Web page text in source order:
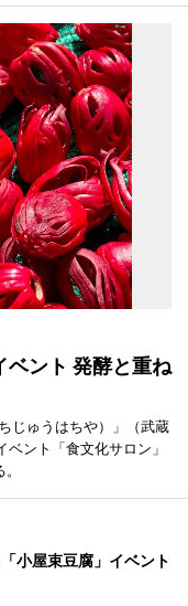
ベント 発酵と重ね
じゅうはちや）」（武蔵
ント「食文化サロン」
小屋束豆腐」イベント